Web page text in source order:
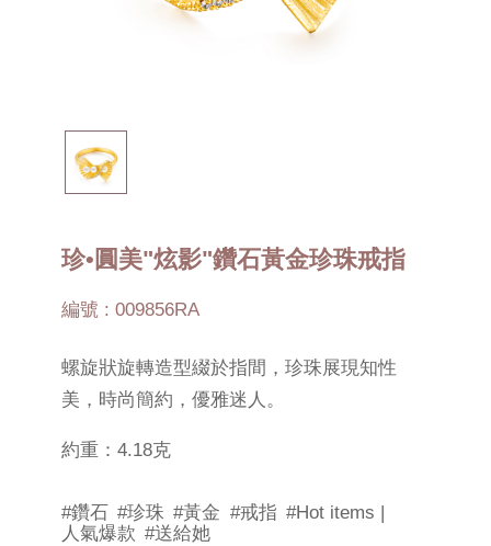
珍•圓美"炫影"鑽石黃金珍珠戒指
編號 : 009856RA
螺旋狀旋轉造型綴於指間，珍珠展現知性
美，時尚簡約，優雅迷人。
約重：4.18克
#鑽石 #珍珠 #黃金 #戒指 #Hot items |
人氣爆款 #送給她